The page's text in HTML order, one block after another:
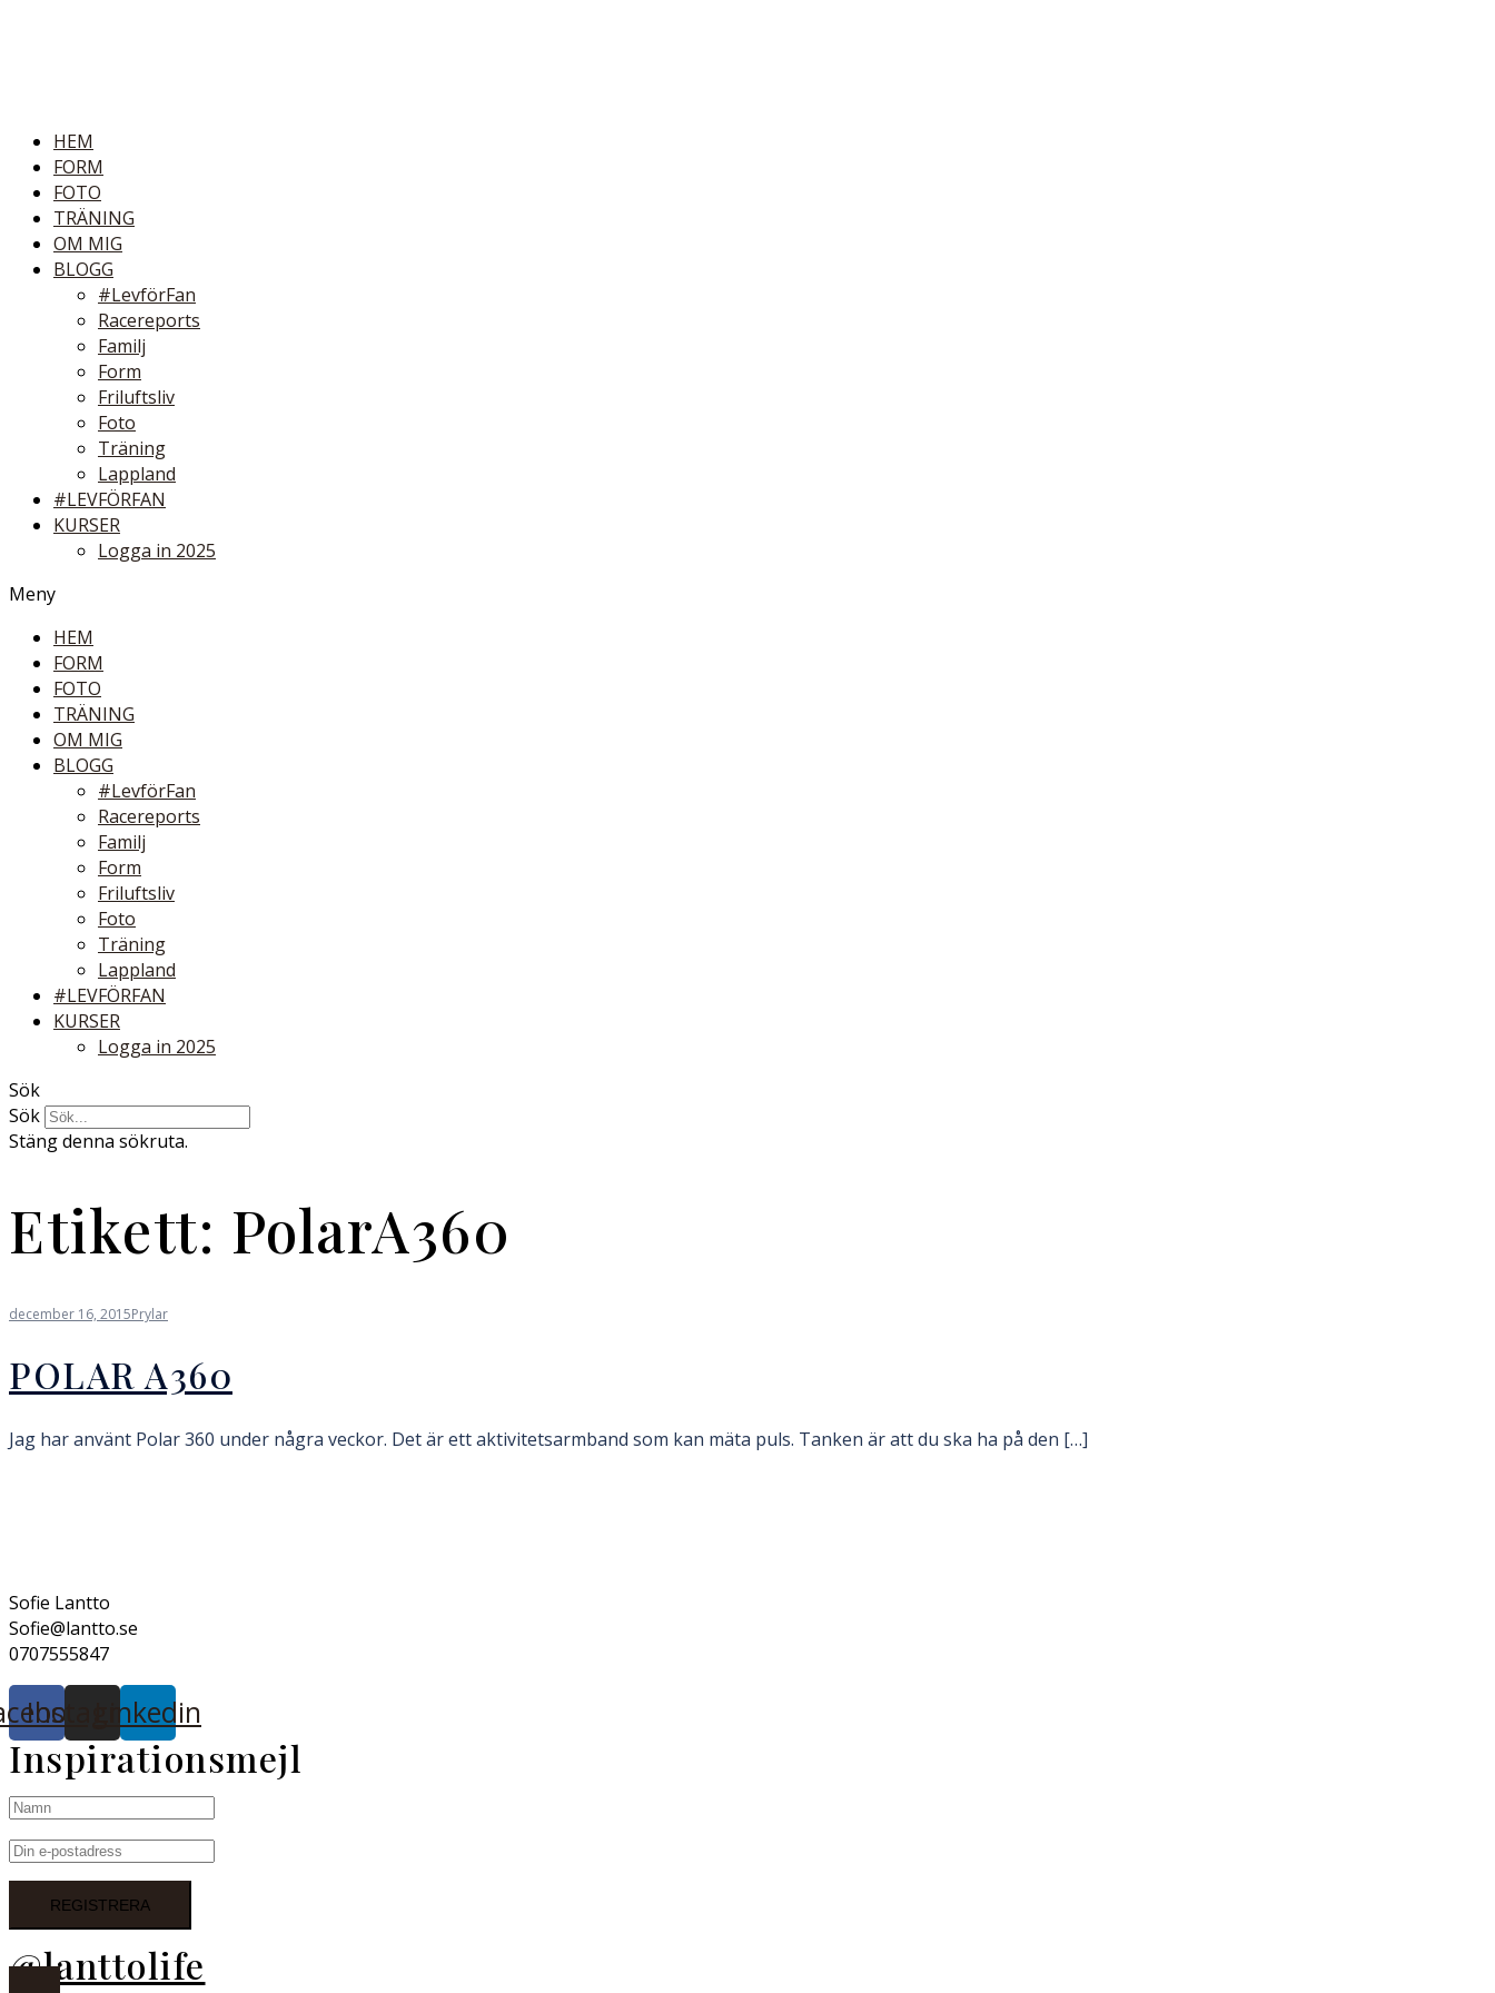
HEM
FORM
FOTO
TRÄNING
OM MIG
BLOGG
#LevförFan
Racereports
Familj
Form
Friluftsliv
Foto
Träning
Lappland
#LEVFÖRFAN
KURSER
Logga in 2025
Meny
HEM
FORM
FOTO
TRÄNING
OM MIG
BLOGG
#LevförFan
Racereports
Familj
Form
Friluftsliv
Foto
Träning
Lappland
#LEVFÖRFAN
KURSER
Logga in 2025
Sök
Sök
Stäng denna sökruta.
Etikett: PolarA360
december 16, 2015Prylar
POLAR A360
Jag har använt Polar 360 under några veckor. Det är ett aktivitetsarmband som kan mäta puls. Tanken är att du ska ha på den […]
Sofie Lantto
Sofie@lantto.se
0707555847
InstagramLinkedin
Inspirationsmejl
@lanttolife